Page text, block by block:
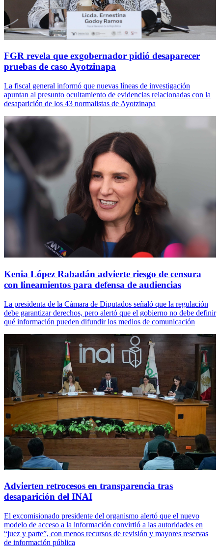
FGR revela que exgobernador pidió desaparecer
pruebas de caso Ayotzinapa
La fiscal general informó que nuevas líneas de investigación
apuntan al presunto ocultamiento de evidencias relacionadas con la
desaparición de los 43 normalistas de Ayotzinapa
Kenia López Rabadán advierte riesgo de censura
con lineamientos para defensa de audiencias
La presidenta de la Cámara de Diputados señaló que la regulación
debe garantizar derechos, pero alertó que el gobierno no debe definir
qué información pueden difundir los medios de comunicación
Advierten retrocesos en transparencia tras
desaparición del INAI
El excomisionado presidente del organismo alertó que el nuevo
modelo de acceso a la información convirtió a las autoridades en
“juez y parte”, con menos recursos de revisión y mayores reservas
de información pública